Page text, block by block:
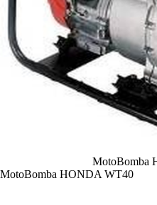
MotoBomba
MotoBomba HONDA WT40